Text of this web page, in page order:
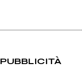
PUBBLICITÀ